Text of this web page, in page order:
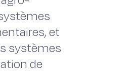
et
systèmes
de